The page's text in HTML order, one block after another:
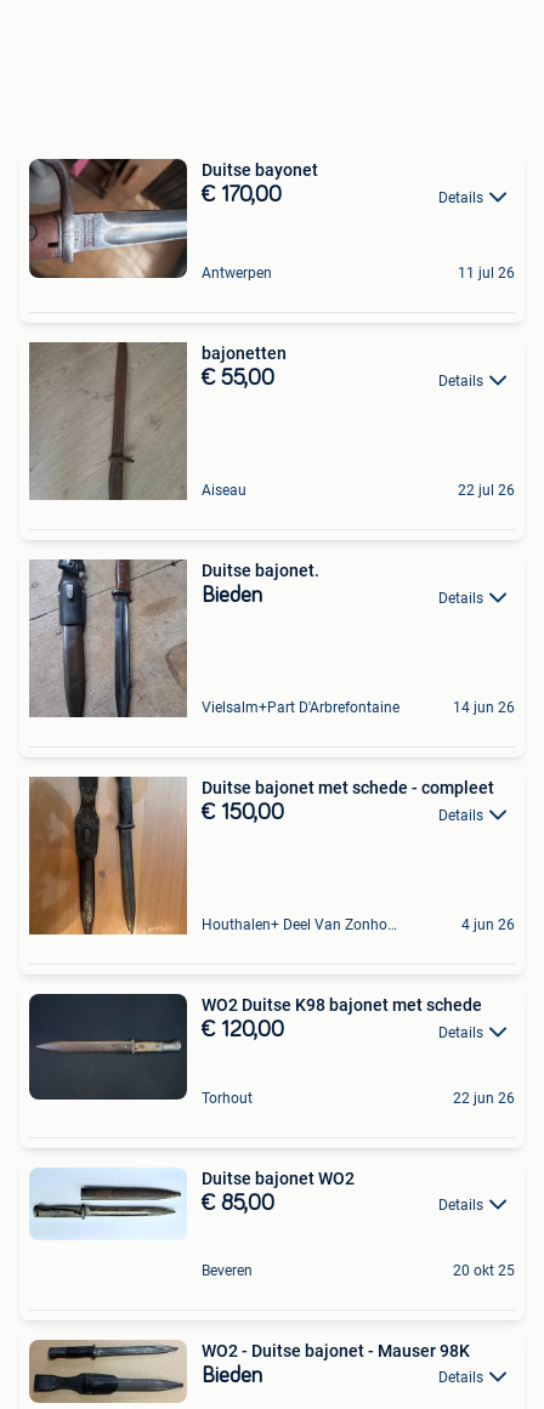
Duitse bayonet
€ 170,00 Details
Antwerpen 11 jul 26
bajonetten
€ 55,00 Details
Aiseau 22 jul 26
Duitse bajonet.
Bieden Details
Vielsalm+Part D'Arbrefontaine 14 jun 26
Duitse bajonet met schede - compleet
€ 150,00 Details
Houthalen+ Deel Van Zonhoven En Zolder 4 jun 26
WO2 Duitse K98 bajonet met schede
€ 120,00 Details
Torhout 22 jun 26
Duitse bajonet WO2
€ 85,00 Details
Beveren 20 okt 25
WO2 - Duitse bajonet - Mauser 98K
Bieden Details